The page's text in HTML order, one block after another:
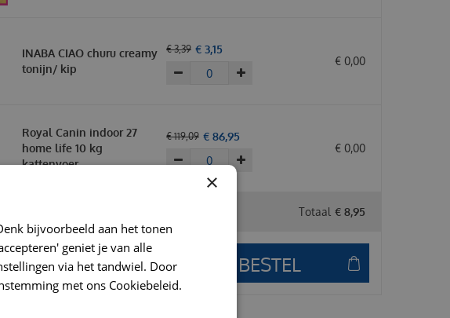
INABA CIAO churu creamy
tonijn/ kip
€ 3,39 € 3,15
€ 0,00
Royal Canin indoor 27
home life 10 kg
kattenvoer
€ 119,09 € 86,95
€ 0,00
Totaal € 8,95
×
bijvoorbeeld aan het tonen
geniet je van alle
via het tandwiel. Door
met ons Cookiebeleid.